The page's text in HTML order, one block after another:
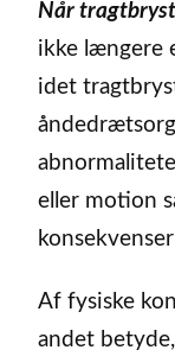
Når
ikke længere
idet
eller motion
Af fysiske
andet